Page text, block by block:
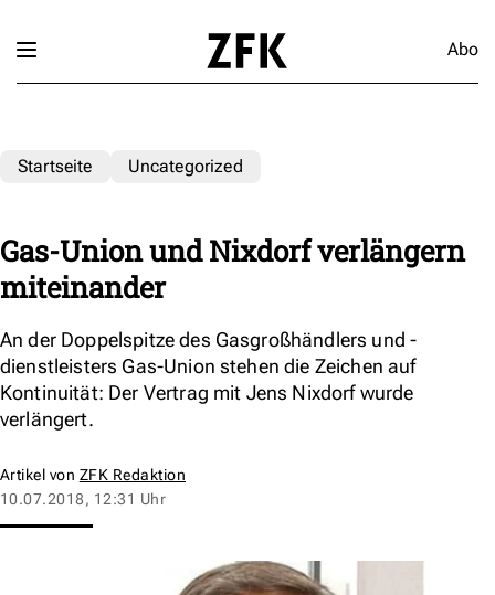
Abo
Startseite Uncategorized
Gas-Union und Nixdorf verlängern
miteinander
An der Doppelspitze des Gasgroßhändlers und -
dienstleisters Gas-Union stehen die Zeichen auf
Kontinuität: Der Vertrag mit Jens Nixdorf wurde
verlängert.
Artikel von ZFK Redaktion
10.07.2018, 12:31 Uhr